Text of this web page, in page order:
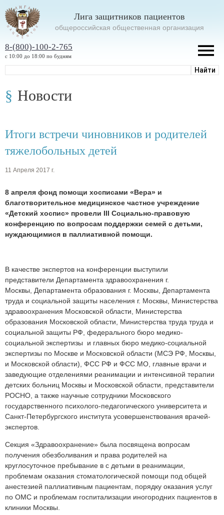
Лига защитников пациентов
oбщероссийская общественная организация
8-(800)-100-2-765
с 10:00 до 18:00 по будням
Новости
Итоги встречи чиновников и родителей
тяжелобольных детей
11 Апреля 2017 г.
8 апреля фонд помощи хосписами «Вера» и
благотворительное медицинское частное учреждение
«Детский хоспис» провели III Социально-правовую
конференцию по вопросам поддержки семей с детьми,
нуждающимися в паллиативной помощи.
В качестве экспертов на конференции выступили
представители Департамента здравоохранения г.
Москвы, Департамента образования г. Москвы, Департамента
труда и социальной защиты населения г. Москвы, Министерства
здравоохранения Московской области, Министерства
образования Московской области, Министерства труда труда и
социальной защиты РФ, федерального бюро медико-
социальной экспертизы и главных бюро медико-социальной
экспертизы по Москве и Московской области (МСЭ РФ, Москвы,
и Московской области), ФСС РФ и ФСС МО, главные врачи и
заведующие отделениями реанимации и интенсивной терапии
детских больниц Москвы и Московской области, представители
РОСНО, а также научные сотрудники Московского
государственного психолого-педагогического университета и
Санкт-Петербургского института усовершенствования врачей-
экспертов.
Секция «Здравоохранение» была посвящена вопросам
получения обезболивания и права родителей на
круглосуточное пребывание в с детьми в реанимации,
проблемам оказания стоматологической помощи под общей
анестезией паллиативным пациентам, порядку оказания услуг
по ОМС и проблемам госпитализации иногородних пациентов в
клиники Москвы.